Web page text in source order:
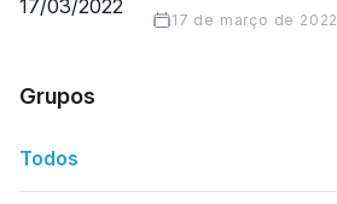
17 de março de 2022
Grupos
Todos